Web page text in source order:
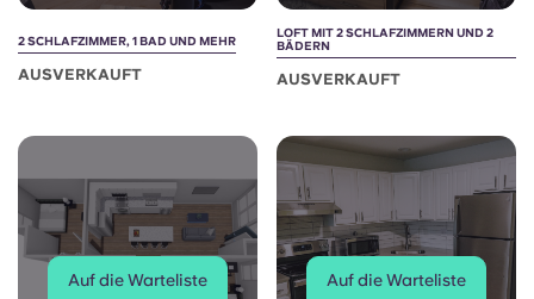
2 SCHLAFZIMMER, 1 BAD UND MEHR
AUSVERKAUFT
LOFT MIT 2 SCHLAFZIMMERN UND 2
BÄDERN
AUSVERKAUFT
Auf die Warteliste
Auf die Warteliste